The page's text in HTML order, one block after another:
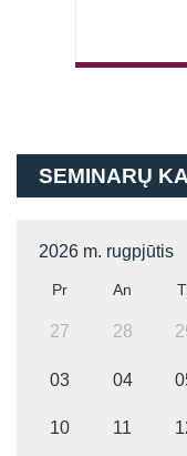
SEMINARŲ
2026 m. rugpjūtis
Pr An
27 28
03 04
10 11